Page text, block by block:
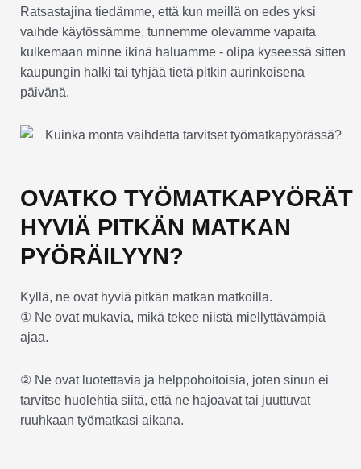
Ratsastajina tiedämme, että kun meillä on edes yksi
vaihde käytössämme, tunnemme olevamme vapaita
kulkemaan minne ikinä haluamme - olipa kyseessä sitten
kaupungin halki tai tyhjää tietä pitkin aurinkoisena
päivänä.
OVATKO TYÖMATKAPYÖRÄT
HYVIÄ PITKÄN MATKAN
PYÖRÄILYYN?
Kyllä, ne ovat hyviä pitkän matkan matkoilla.
① Ne ovat mukavia, mikä tekee niistä miellyttävämpiä
ajaa.
② Ne ovat luotettavia ja helppohoitoisia, joten sinun ei
tarvitse huolehtia siitä, että ne hajoavat tai juuttuvat
ruuhkaan työmatkasi aikana.